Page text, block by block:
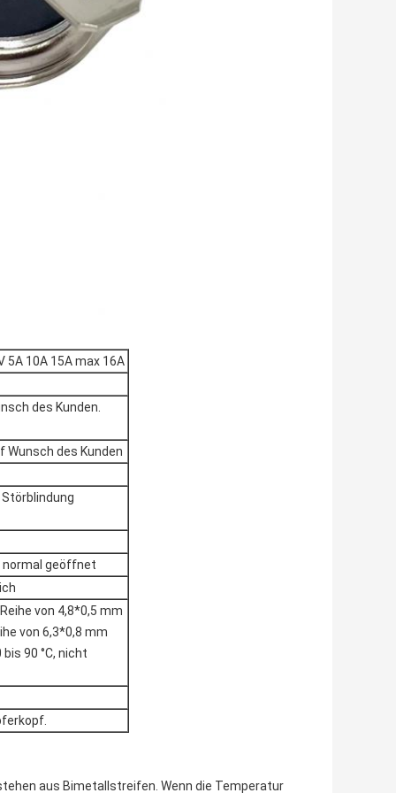
5A 10A 15A max 16A
des Kunden.
Wunsch des Kunden
normal geöffnet
von 4,8*0,5 mm
von 6,3*0,8 mm
90 °C, nicht
aus Bimetallstreifen. Wenn die Temperatur